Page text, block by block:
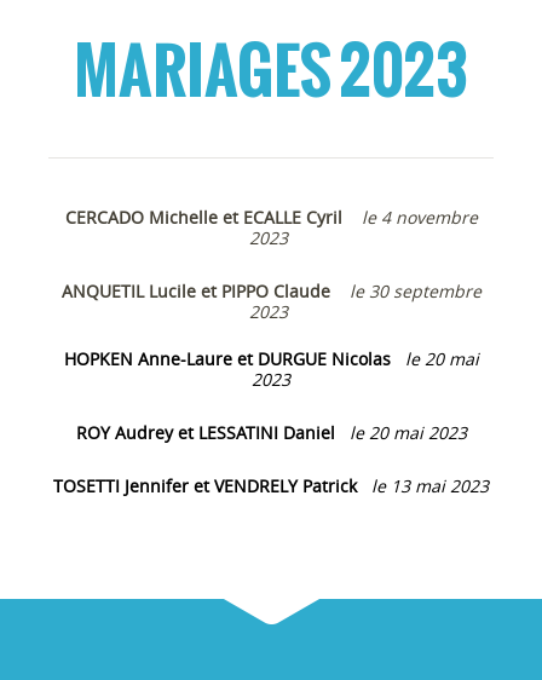
MARIAGES 2023
CERCADO Michelle et ECALLE Cyril
le 4 novembre
2023
ANQUETIL Lucile et PIPPO Claude
le 30 septembre
2023
HOPKEN Anne-Laure et DURGUE Nicolas le 20 mai
2023
ROY Audrey et LESSATINI Daniel le 20 mai 2023
TOSETTI Jennifer et VENDRELY Patrick le 13 mai 2023